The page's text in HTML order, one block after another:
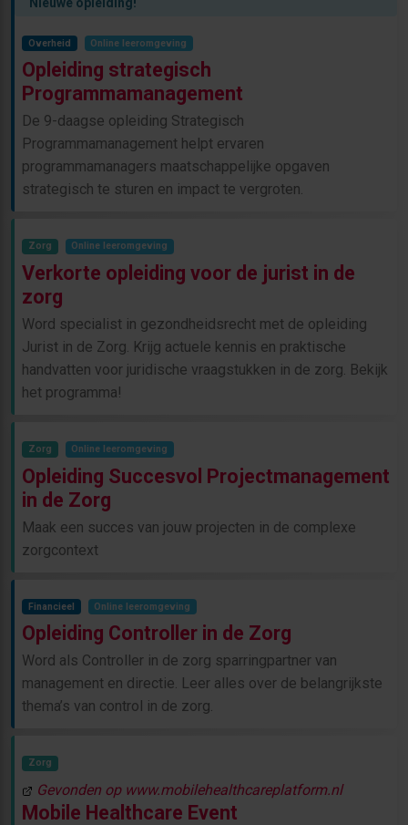
Overheid Online leeromgeving
Opleiding strategisch
Programmamanagement
De 9-daagse opleiding Strategisch
Programmamanagement helpt ervaren
programmamanagers maatschappelijke opgaven
strategisch te sturen en impact te vergroten.
Zorg Online leeromgeving
Verkorte opleiding voor de jurist in de
zorg
Word specialist in gezondheidsrecht met de opleiding
Jurist in de Zorg. Krijg actuele kennis en praktische
handvatten voor juridische vraagstukken in de zorg. Bekijk
het programma!
Zorg Online leeromgeving
Opleiding Succesvol Projectmanagement
in de Zorg
Maak een succes van jouw projecten in de complexe
zorgcontext
Financieel Online leeromgeving
Opleiding Controller in de Zorg
Word als Controller in de zorg sparringpartner van
management en directie. Leer alles over de belangrijkste
thema’s van control in de zorg.
Zorg
Gevonden op www.mobilehealthcareplatform.nl
Mobile Healthcare Event